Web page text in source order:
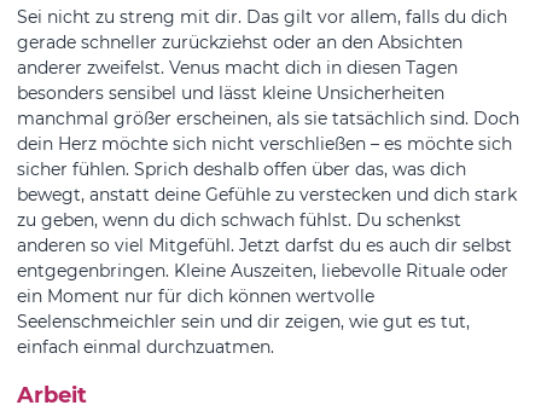
Sei nicht zu streng mit dir. Das gilt vor allem, falls du dich
gerade schneller zurückziehst oder an den Absichten
anderer zweifelst. Venus macht dich in diesen Tagen
besonders sensibel und lässt kleine Unsicherheiten
manchmal größer erscheinen, als sie tatsächlich sind. Doch
dein Herz möchte sich nicht verschließen – es möchte sich
sicher fühlen. Sprich deshalb offen über das, was dich
bewegt, anstatt deine Gefühle zu verstecken und dich stark
zu geben, wenn du dich schwach fühlst. Du schenkst
anderen so viel Mitgefühl. Jetzt darfst du es auch dir selbst
entgegenbringen. Kleine Auszeiten, liebevolle Rituale oder
ein Moment nur für dich können wertvolle
Seelenschmeichler sein und dir zeigen, wie gut es tut,
einfach einmal durchzuatmen.
Arbeit